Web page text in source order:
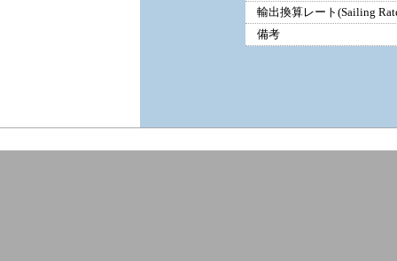
輸出換算レート(Sailing
備考